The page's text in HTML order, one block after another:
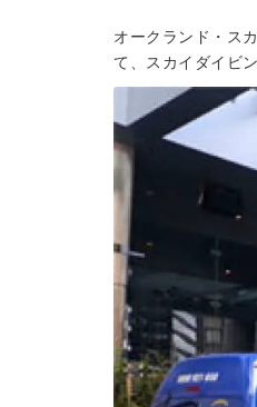
オークランド・ス
て、スカイダイビ